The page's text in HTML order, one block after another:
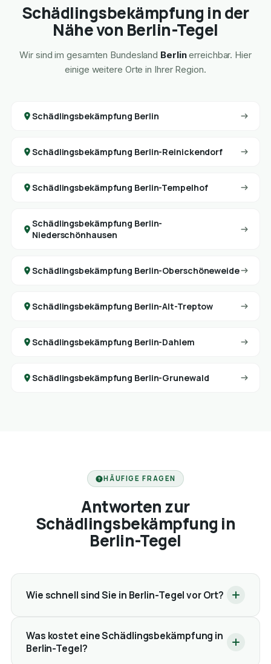
Schädlingsbekämpfung in der
Nähe von Berlin-Tegel
Wir sind im gesamten Bundesland Berlinerreichbar. Hier
einige weitere Orte in Ihrer Region.
Schädlingsbekämpfung Berlin
Schädlingsbekämpfung Berlin-Reinickendorf
Schädlingsbekämpfung Berlin-Tempelhof
Schädlingsbekämpfung Berlin-
Niederschönhausen
Schädlingsbekämpfung Berlin-Oberschöneweide
Schädlingsbekämpfung Berlin-Alt-Treptow
Schädlingsbekämpfung Berlin-Dahlem
Schädlingsbekämpfung Berlin-Grunewald
HÄUFIGE FRAGEN
Antworten zur
Schädlingsbekämpfung in
Berlin-Tegel
Wie schnell sind Sie in Berlin-Tegel vor Ort?
Was kostet eine Schädlingsbekämpfung in
Berlin-Tegel?